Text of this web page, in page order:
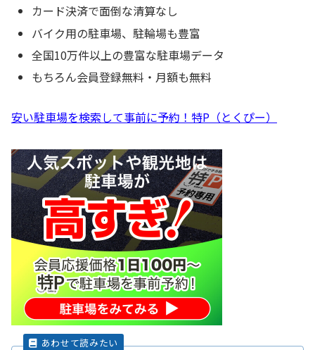
カード決済で面倒な清算なし
バイク用の駐車場、駐輪場も豊富
全国10万件以上の豊富な駐車場データ
もちろん会員登録無料・月額も無料
安い駐車場を検索して事前に予約！特P（とくぴー）